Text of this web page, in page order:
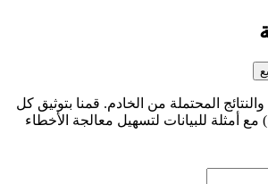
المحتملة من الخادم. قمنا بتوثيق كل
كود حالة (Status Code) مع أمثلة للبيانات لتسهيل معالجة الأخطاء